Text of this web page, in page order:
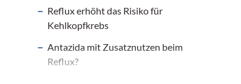
Reflux erhöht das Risiko für
Kehlkopfkrebs
Antazida mit Zusatznutzen beim
Reflux?